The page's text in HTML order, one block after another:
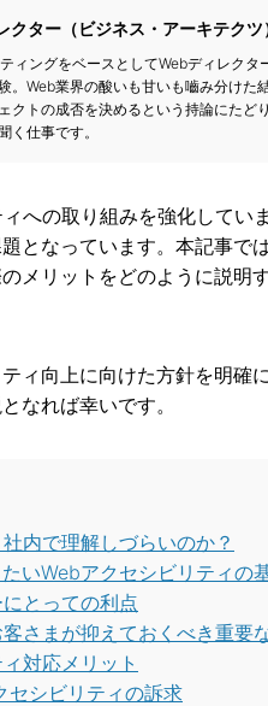
クター（ビジネス・アーキテクツ
ィングをベースとしてWebディレクタ
。Web業界の酸いも甘いも嚙み分けた
クトの成否を決めるという持論にたど
く仕事です。
への取り組みを強化してい
となっています。本記事で
メリットをどのように説明
ィ向上に向けた方針を明確
なれば幸いです。
内で理解しづらいのか？
いWebアクセシビリティの
とっての利点
さまが抑えておくべき重要
対応メリット
セシビリティの訴求